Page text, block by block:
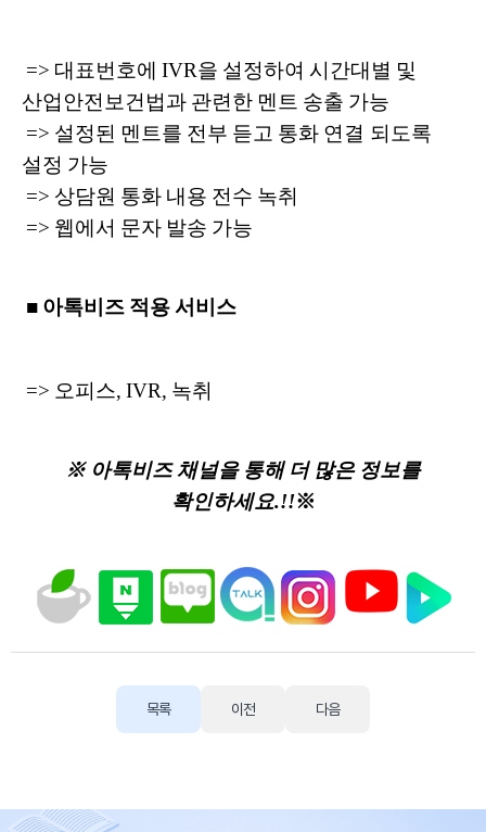
=> 대표번호에 IVR을 설정하여 시간대별 및
산업안전보건법과 관련한 멘트 송출 가능
=> 설정된 멘트를 전부 듣고 통화 연결 되도록
설정 가능
=> 상담원 통화 내용 전수 녹취
=> 웹에서 문자 발송 가능
■ 아톡비즈 적용 서비스
=> 오피스, IVR, 녹취
※ 아톡비즈 채널을 통해 더 많은 정보를
확인하세요.!!※
목록 이전 다음